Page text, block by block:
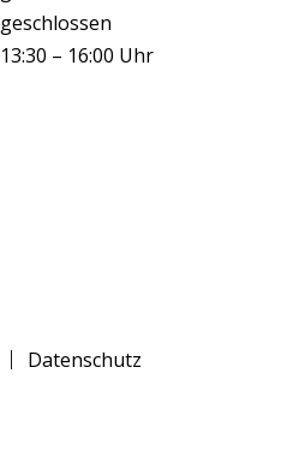
geschlossen
13:30 – 16:00 Uhr
Datenschutz